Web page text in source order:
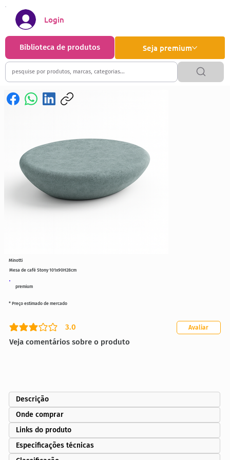
Seja premium
Biblioteca de produtos
Login
premium
Mesa de café Stony 101x90H28cm
3.0
classificação média é 3 de 5
Veja comentários sobre o produto
Avaliar
* Preço estimado de mercado
Minotti
Descrição
Onde comprar
Links do produto
Especificações técnicas